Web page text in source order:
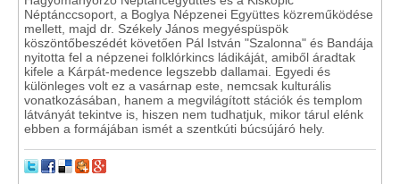
Néptánccsoport, a Boglya Népzenei Együttes közreműködése
mellett, majd dr. Székely János megyéspüspök
köszöntőbeszédét követően Pál István "Szalonna" és Bandája
nyitotta fel a népzenei folklórkincs ládikáját, amiből áradtak
kifele a Kárpát-medence legszebb dallamai. Egyedi és
különleges volt ez a vasárnap este, nemcsak kulturális
vonatkozásában, hanem a megvilágított stációk és templom
látványát tekintve is, hiszen nem tudhatjuk, mikor tárul elénk
ebben a formájában ismét a szentkúti búcsújáró hely.